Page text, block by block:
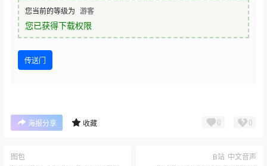
您当前的等级为 游客
您已获得下载权限
传送门
海报分享 收藏 0 0
图包 B站 中文音声